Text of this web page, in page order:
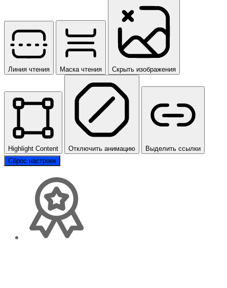
Линия чтения Маска чтения Скрыть изображения
Highlight Content Отключить анимацию
Выделить ссылки
Сброс настроек